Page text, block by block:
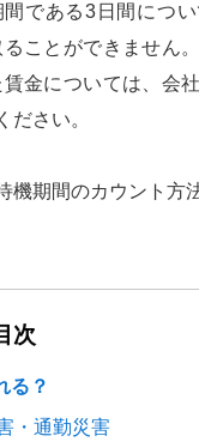
間である3日間につ
ることができません
賃金については、会
ださい。
期間のカウント方
次
る？
・通勤災害